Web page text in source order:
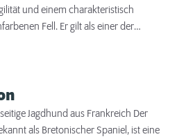
und einem charakteristisch
Fell. Er gilt als einer der
stammt ursprünglich aus England,
und Loyalität aus und eignet sich
sowie als aktiver Begleiter.
Jagdhund aus Frankreich Der
als Bretonischer Spaniel, ist eine